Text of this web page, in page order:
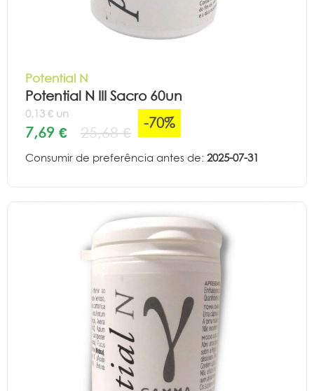
Potential N
Potential N III Sacro 60un
0,13 € un
7,69 € 25,68 €
-70%
Consumir de preferência antes de: 2025-07-31